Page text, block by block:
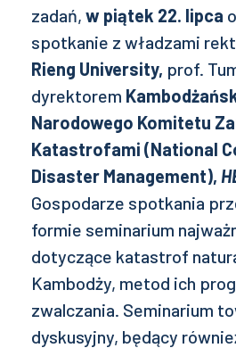
zadań, w piątek 22. lipca
spotkanie z władzami
Rieng University, prof.
dyrektorem
Narodowego Komitetu
Katastrofami (National
Disaster Management),
Gospodarze spotkania
formie seminarium
dotyczące katastrof
Kambodży, metod ich
zwalczania. Seminarium
dyskusyjny, będący